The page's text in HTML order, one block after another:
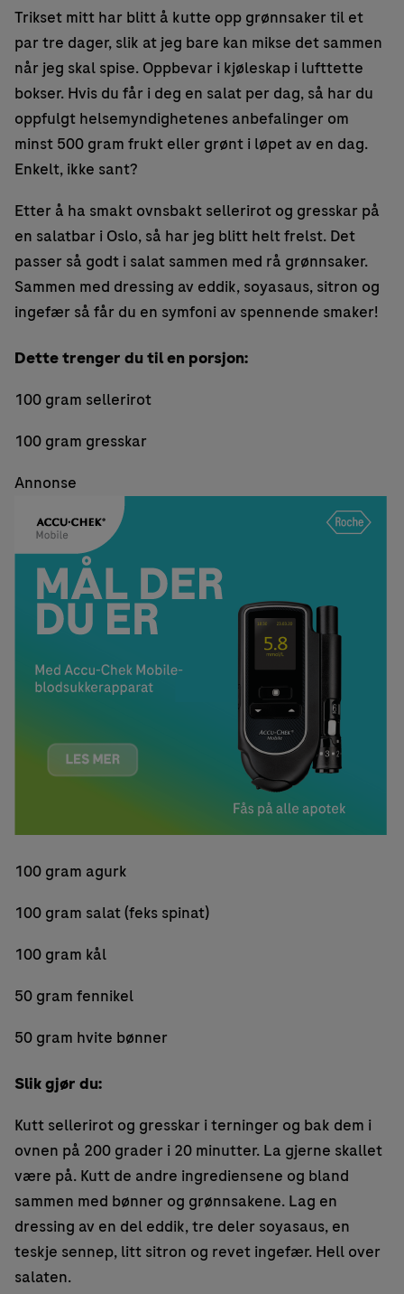
Trikset mitt har blitt å kutte opp grønnsaker til et
par tre dager, slik at jeg bare kan mikse det sammen
når jeg skal spise. Oppbevar i kjøleskap i lufttette
bokser. Hvis du får i deg en salat per dag, så har du
oppfulgt helsemyndighetenes anbefalinger om
minst 500 gram frukt eller grønt i løpet av en dag.
Enkelt, ikke sant?
Etter å ha smakt ovnsbakt sellerirot og gresskar på
en salatbar i Oslo, så har jeg blitt helt frelst. Det
passer så godt i salat sammen med rå grønnsaker.
Sammen med dressing av eddik, soyasaus, sitron og
ingefær så får du en symfoni av spennende smaker!
Dette trenger du til en porsjon:
100 gram sellerirot
100 gram gresskar
Annonse
100 gram agurk
100 gram salat (feks spinat)
100 gram kål
50 gram fennikel
50 gram hvite bønner
Slik gjør du:
Kutt sellerirot og gresskar i terninger og bak dem i
ovnen på 200 grader i 20 minutter. La gjerne skallet
være på. Kutt de andre ingrediensene og bland
sammen med bønner og grønnsakene. Lag en
dressing av en del eddik, tre deler soyasaus, en
teskje sennep, litt sitron og revet ingefær. Hell over
salaten.